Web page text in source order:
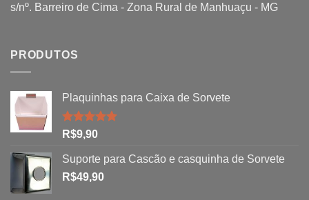
s/nº. Barreiro de Cima - Zona Rural de Manhuaçu - MG
PRODUTOS
Plaquinhas para Caixa de Sorvete
Avaliação
R$9,90
Suporte para Cascão e casquinha de Sorvete
R$49,90